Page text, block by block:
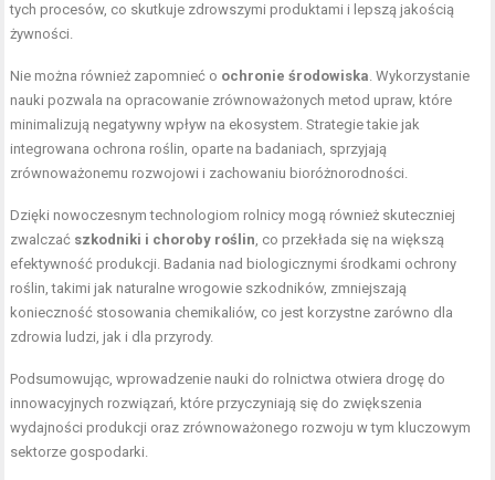
tych procesów, co skutkuje zdrowszymi produktami i lepszą jakością
żywności.
Nie można również zapomnieć o ochronie środowiska. Wykorzystanie
nauki pozwala na opracowanie zrównoważonych metod upraw, które
minimalizują negatywny wpływ na ekosystem. Strategie takie jak
integrowana ochrona roślin, oparte na badaniach, sprzyjają
zrównoważonemu rozwojowi i zachowaniu bioróżnorodności.
Dzięki nowoczesnym technologiom rolnicy mogą również skuteczniej
zwalczać szkodniki i choroby roślin, co przekłada się na większą
efektywność produkcji. Badania nad biologicznymi środkami ochrony
roślin, takimi jak naturalne wrogowie szkodników, zmniejszają
konieczność stosowania chemikaliów, co jest korzystne zarówno dla
zdrowia ludzi, jak i dla przyrody.
Podsumowując, wprowadzenie nauki do rolnictwa otwiera drogę do
innowacyjnych rozwiązań, które przyczyniają się do zwiększenia
wydajności produkcji oraz zrównoważonego rozwoju w tym kluczowym
sektorze gospodarki.